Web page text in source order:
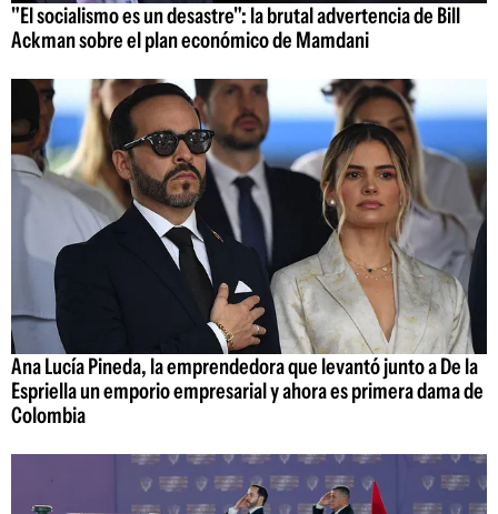
"El socialismo es un desastre": la brutal advertencia de Bill
Ackman sobre el plan económico de Mamdani
Ana Lucía Pineda, la emprendedora que levantó junto a De la
Espriella un emporio empresarial y ahora es primera dama de
Colombia